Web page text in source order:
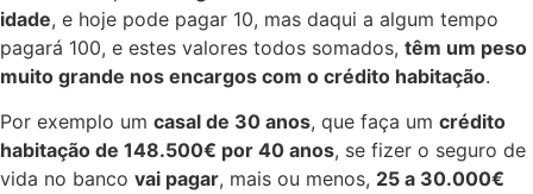
idade, e hoje pode pagar 10, mas daqui a algum tempo
pagará 100, e estes valores todos somados, têm um peso
muito grande nos encargos com o crédito habitação.​
Por exemplo um casal de 30 anos, que faça um crédito
habitação de 148.500€ por 40 anos, se fizer o seguro de
vida no banco vai pagar, mais ou menos, 25 a 30.000€